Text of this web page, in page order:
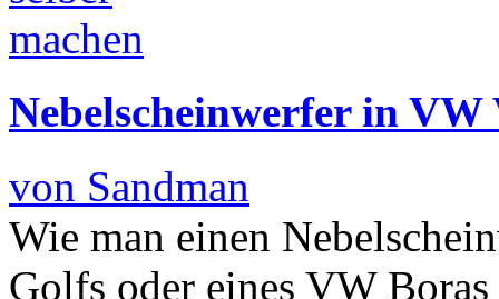
Nebelscheinwerfer in
von Sandman
Wie man einen
Golfs oder eines VW